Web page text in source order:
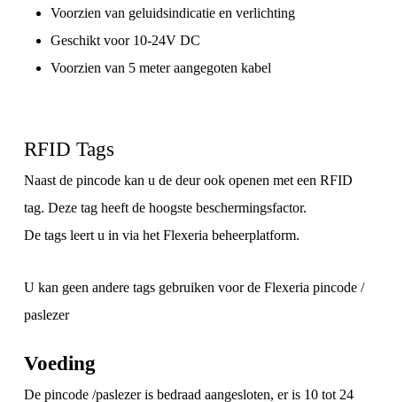
Voorzien van geluidsindicatie en verlichting
Geschikt voor 10-24V DC
Voorzien van 5 meter aangegoten kabel
RFID Tags
Naast de pincode kan u de deur ook openen met een RFID
tag. Deze tag heeft de hoogste beschermingsfactor.
De tags leert u in via het Flexeria beheerplatform.
U kan geen andere tags gebruiken voor de Flexeria pincode /
paslezer
Voeding
De pincode /paslezer is bedraad aangesloten, er is 10 tot 24